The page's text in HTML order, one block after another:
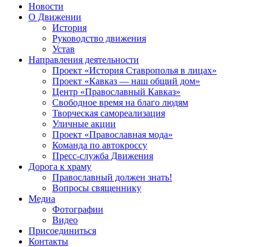
Новости
О Движении
История
Руководство движения
Устав
Направления деятельности
Проект «История Ставрополья в лицах»
Проект «Кавказ — наш общий дом»
Центр «Православный Кавказ»
Свободное время на благо людям
Творческая самореализация
Уличные акции
Проект «Православная мода»
Команда по автокроссу
Пресс-служба Движения
Дорога к храму
Православный должен знать!
Вопросы священнику
Медиа
Фотографии
Видео
Присоединиться
Контакты